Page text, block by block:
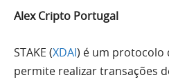
Alex Cripto Portugal
STAKE (XDAI) é um protocolo
permite realizar transações